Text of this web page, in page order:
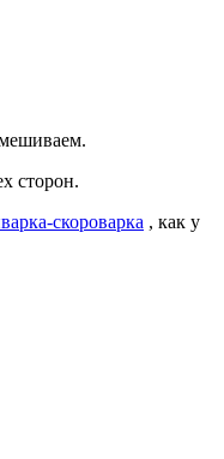
сторон.
скороварка , как у